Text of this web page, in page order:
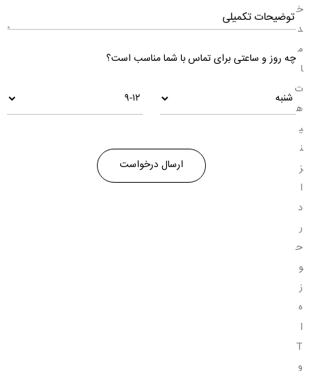
خ
د
م
ا
ت
ه
ی
ن
ز
ا
د
ر
ح
و
ز
ه
I
T
و
چه روز و ساعتی برای تماس با شما مناسب است؟